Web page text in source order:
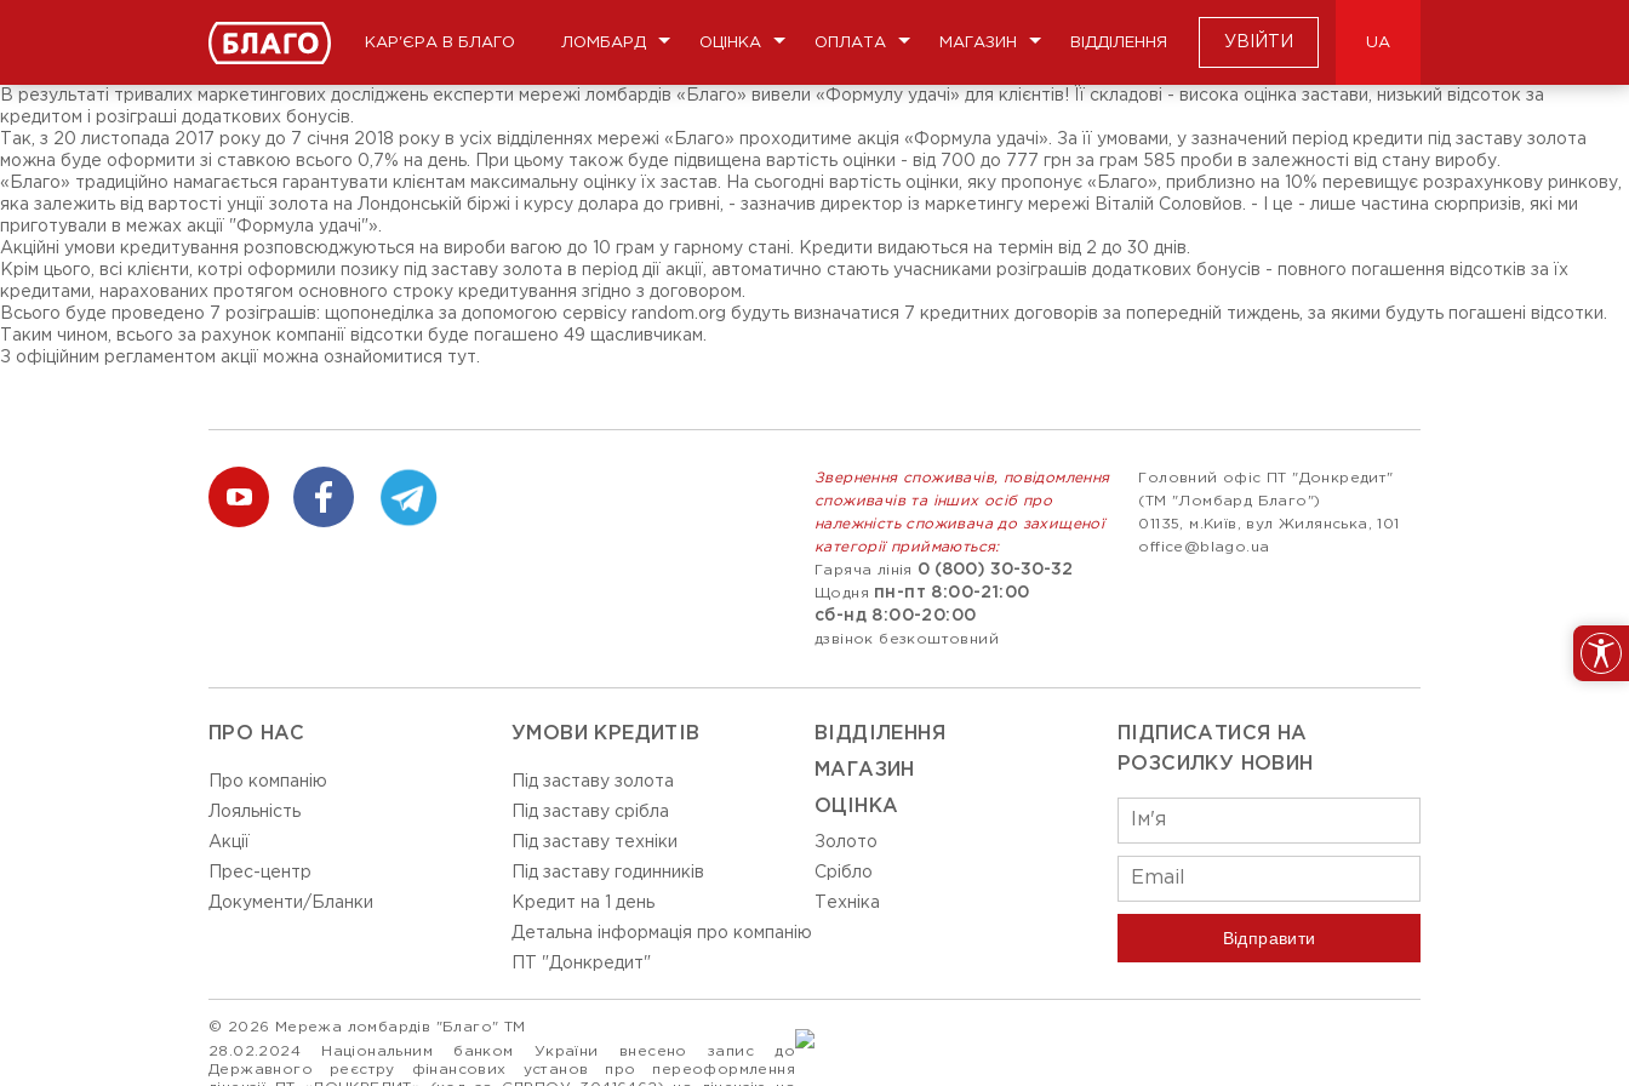
КАР'ЄРА В БЛАГО ЛОМБАРД ОЦІНКА ОПЛАТА МАГАЗИН ВІДДІЛЕННЯ УВІЙТИ UA
Підписники соц-мереж
В результаті тривалих маркетингових досліджень експерти мережі ломбардів «Благо» вивели «Формулу удачі» для клієнтів! Її складові - висока оцінка застави, низький відсоток за
кредитом і розіграші додаткових бонусів.
Так, з 20 листопада 2017 року до 7 січня 2018 року в усіх відділеннях мережі «Благо» проходитиме акція «Формула удачі». За її умовами, у зазначений період кредити під заставу золота
можна буде оформити зі ставкою всього 0,7% на день. При цьому також буде підвищена вартість оцінки - від 700 до 777 грн за грам 585 проби в залежності від стану виробу.
«Благо» традиційно намагається гарантувати клієнтам максимальну оцінку їх застав. На сьогодні вартість оцінки, яку пропонує «Благо», приблизно на 10% перевищує розрахункову ринкову,
яка залежить від вартості унції золота на Лондонській біржі і курсу долара до гривні, - зазначив директор із маркетингу мережі Віталій Соловйов. - І це - лише частина сюрпризів, які ми
приготували в межах акції "Формула удачі"».
Акційні умови кредитування розповсюджуються на вироби вагою до 10 грам у гарному стані. Кредити видаються на термін від 2 до 30 днів.
Крім цього, всі клієнти, котрі оформили позику під заставу золота в період дії акції, автоматично стають учасниками розіграшів додаткових бонусів - повного погашення відсотків за їх
кредитами, нарахованих протягом основного строку кредитування згідно з договором.
Всього буде проведено 7 розіграшів: щопонеділка за допомогою сервісу random.org будуть визначатися 7 кредитних договорів за попередній тиждень, за якими будуть погашені відсотки.
Таким чином, всього за рахунок компанії відсотки буде погашено 49 щасливчикам.
З офіційним регламентом акції можна ознайомитися тут.
Звернення споживачів, повідомлення
споживачів та інших осіб про
належність споживача до захищеної
категорії приймаються:
Гаряча лінія
0 (800) 30-30-32
Щодня пн-пт 8:00-21:00
сб-нд 8:00-20:00
дзвінок безкоштовний
Головний офіс ПТ "Донкредит"
(ТМ "Ломбард Благо")
01135, м.Київ, вул Жилянська, 101
office@blago.ua
ПРО НАС
Про компанію
Лояльність
Акції
Прес-центр
Документи/Бланки
УМОВИ КРЕДИТІВ
Під заставу золота
Під заставу срібла
Під заставу техніки
Під заставу годинників
Кредит на 1 день
Детальна інформація про компанію
ПТ "Донкредит"
ВIДДIЛЕННЯ
МАГАЗИН
ОЦIНКА
Золото
Срiбло
Технiка
ПІДПИСАТИСЯ НА
РОЗСИЛКУ НОВИН
Відправити
© 2026 Мережа ломбардів "Благо" ТМ
28.02.2024 Національним банком України внесено запис до
Державного реєстру фінансових установ про переоформлення